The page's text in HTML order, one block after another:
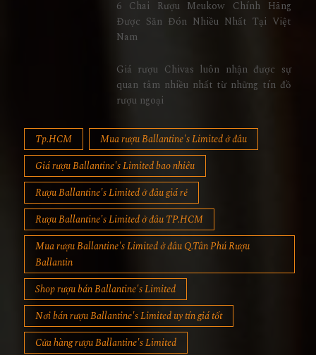
Nam
quan tâm nhiều nhất từ những tín đồ
rượu ngoại
Giá rượu Ballantine's Limited bao nhiêu
Rượu Ballantine's Limited ở đâu giá rẻ
Rượu Ballantine's Limited ở đâu TP.HCM
Mua rượu Ballantine's Limited ở đâu Q.Tân Phú Rượu
Ballantin
Shop rượu bán Ballantine's Limited
Nơi bán rượu Ballantine's Limited uy tín giá tốt
Cửa hàng rượu Ballantine's Limited
Nên mua Ballantine's Limited ở đâu uy tín Nơi bán rượu Balla